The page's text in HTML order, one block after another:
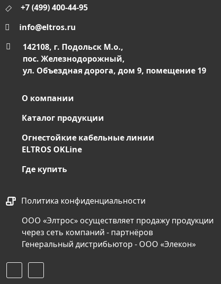
+7 (499) 400-44-95
info@eltros.ru
142108, г. Подольск М.о.,
пос. Железнодорожный,
ул. Объездная дорога, дом 9, помещение 19
О компании
Каталог продукции
Огнестойкие кабельные линии
ELTROS OKLine
Где купить
Политика конфиденциальности
ООО «Элтрос» осуществляет продажу продукции
через сеть компаний - партнёров
Генеральный дистрибьютор - ООО «Элекон»